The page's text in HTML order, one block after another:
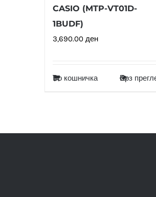
CASIO (MTP-VT01D-
1BUDF)
3,690.00 ден
Во кошничка Брз